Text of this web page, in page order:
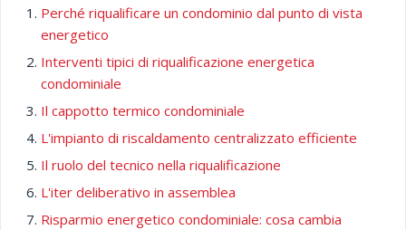
Perché riqualificare un condominio dal punto di vista
energetico
Interventi tipici di riqualificazione energetica
condominiale
Il cappotto termico condominiale
L'impianto di riscaldamento centralizzato efficiente
Il ruolo del tecnico nella riqualificazione
L'iter deliberativo in assemblea
Risparmio energetico condominiale: cosa cambia